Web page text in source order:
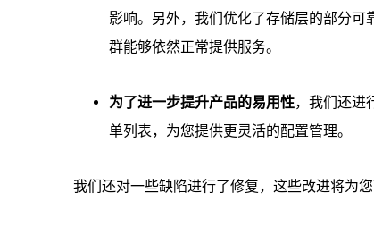
影响。另外，我们优化了存储层的部分
群能够依然正常提供服务。
为了进一步提升产品的易用性，我们还进
单列表，为您提供更灵活的配置管理。
我们还对一些缺陷进行了修复，这些改进将为